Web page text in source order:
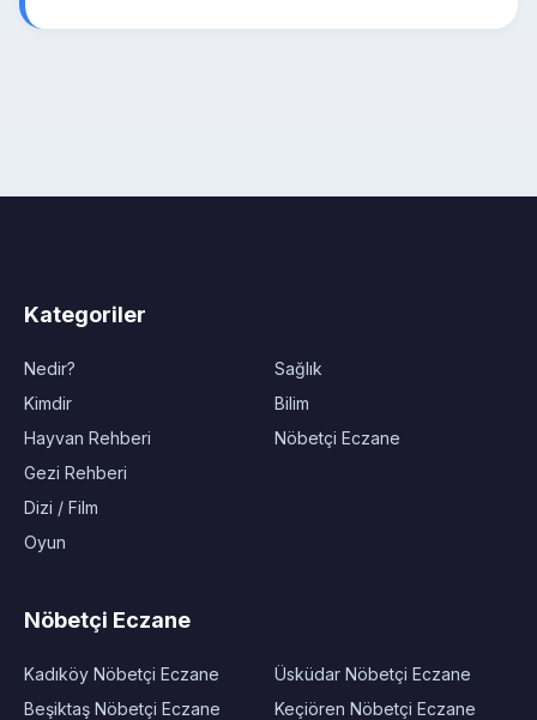
Kategoriler
Nedir?
Kimdir
Hayvan Rehberi
Gezi Rehberi
Dizi / Film
Oyun
Sağlık
Bilim
Nöbetçi Eczane
Nöbetçi Eczane
Kadıköy Nöbetçi Eczane
Beşiktaş Nöbetçi Eczane
Üsküdar Nöbetçi Eczane
Keçiören Nöbetçi Eczane